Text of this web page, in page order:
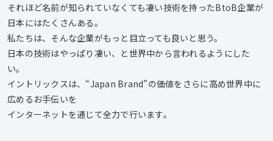
それほど名前が知られていなくても凄い技術を持ったBtoB企業が
日本にはたくさんある。
私たちは、そんな企業がもっと目立っても良いと思う。
日本の技術はやっぱり凄い、と世界中から言われるようにした
い。
イントリックスは、“Japan Brand”の価値をさらに高め世界中に
広めるお手伝いを
インターネットを通じて全力で行います。